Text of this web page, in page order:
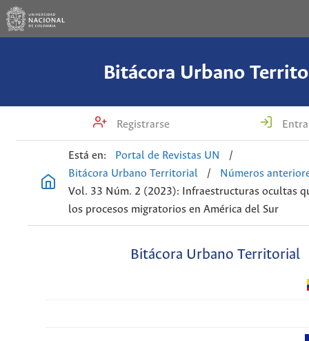
Bitácora Urbano
Registrarse
Está en: Portal de Revistas UN
/
Bitácora Urbano Territorial
/
Números
Vol. 33 Núm. 2 (2023): Infraestructuras ocultas
los procesos migratorios en América del Sur
Bitácora Urbano Territorial